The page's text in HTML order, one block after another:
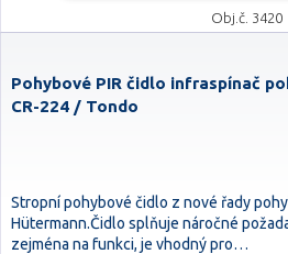
Obj.č. 3420
Pohybové PIR čidlo infraspínač
CR-224 / Tondo
Stropní pohybové čidlo z nové řady
Hütermann.Čidlo splňuje náročné
zejména na funkci, je vhodný pro…